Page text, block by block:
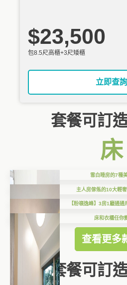
$23,500
包8.5尺高櫃+3尺矮櫃
立即查詢
套餐可訂
床
雪白睡房的7種
主人房傢俬的10大輕
【粉嶺逸峰】3房1廳通通
床和衣櫃任你
查看更多
套餐可訂